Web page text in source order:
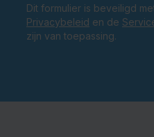
Dit formulier is beveiligd
Privacybeleid en de
zijn van toepassing.